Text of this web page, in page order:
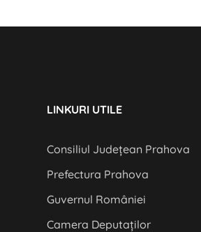
LINKURI UTILE
Consiliul Județean Prahova
Prefectura Prahova
Guvernul României
Camera Deputaților